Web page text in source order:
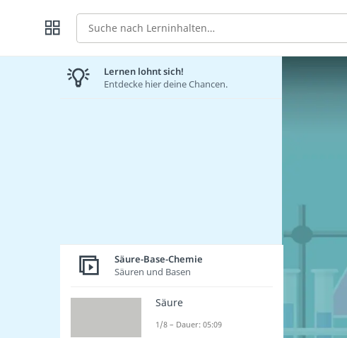
Suche
Lernen lohnt sich!
Entdecke hier deine Chancen.
Säure-Base-Chemie
Säuren und Basen
Säure
1/8 – Dauer: 05:09